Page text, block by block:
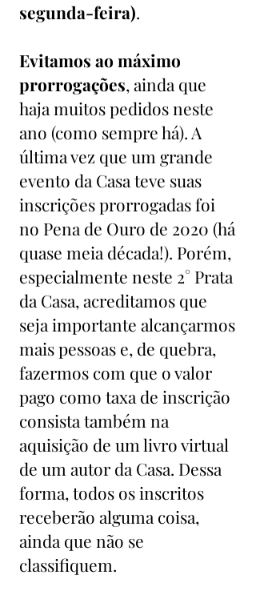
segunda-feira).
Evitamos ao máximo
prorrogações, ainda que
haja muitos pedidos neste
ano (como sempre há). A
última vez que um grande
evento da Casa teve suas
inscrições prorrogadas foi
no Pena de Ouro de 2020 (há
quase meia década!). Porém,
especialmente neste 2° Prata
da Casa, acreditamos que
seja importante alcançarmos
mais pessoas e, de quebra,
fazermos com que o valor
pago como taxa de inscrição
consista também na
aquisição de um livro virtual
de um autor da Casa. Dessa
forma, todos os inscritos
receberão alguma coisa,
ainda que não se
classifiquem.